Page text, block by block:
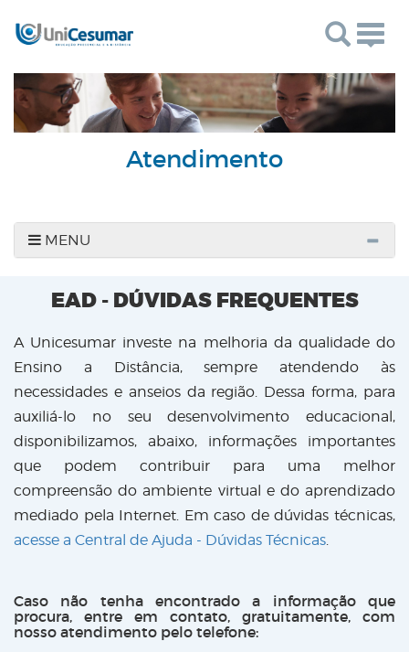
Atendimento
MENU
EAD - DÚVIDAS FREQUENTES
A Unicesumar investe na melhoria da qualidade do
Ensino a Distância, sempre atendendo às
necessidades e anseios da região. Dessa forma, para
auxiliá-lo no seu desenvolvimento educacional,
disponibilizamos, abaixo, informações importantes
que podem contribuir para uma melhor
compreensão do ambiente virtual e do aprendizado
mediado pela Internet. Em caso de dúvidas técnicas,
acesse a Central de Ajuda - Dúvidas Técnicas.
Caso não tenha encontrado a informação que
procura, entre em contato, gratuitamente, com
nosso atendimento pelo telefone: